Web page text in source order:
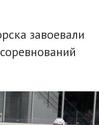
завоевали